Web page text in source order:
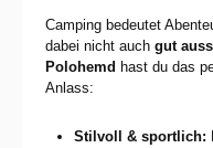
Camping bedeutet
dabei nicht auch gut
Polohemd hast du das
Anlass:
Stilvoll & sportlich: